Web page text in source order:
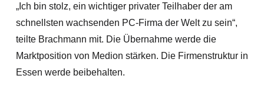
„Ich bin stolz, ein wichtiger privater Teilhaber der am
schnellsten wachsenden PC-Firma der Welt zu sein“,
teilte Brachmann mit. Die Übernahme werde die
Marktposition von Medion stärken. Die Firmenstruktur in
Essen werde beibehalten.